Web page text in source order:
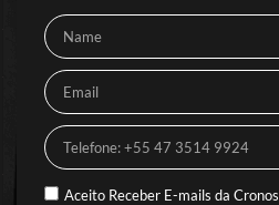
Aceito Receber E-mails da Cronos